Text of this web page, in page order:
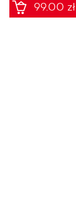
99.00 zł